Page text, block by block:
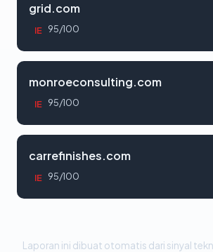
grid.com
IE 95/100
monroeconsulting.com
IE 95/100
carrefinishes.com
IE 95/100
Laporan ini dibuat otomatis dari sinyal